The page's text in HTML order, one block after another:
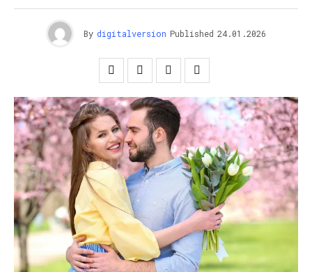
By digitalversion Published 24.01.2026